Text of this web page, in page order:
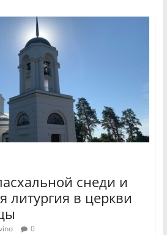
снеди и
литургия в церкви
0